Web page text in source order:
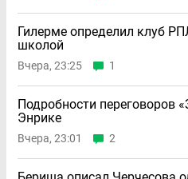
Гилерме определил клуб
школой
Вчера, 23:25 1
Подробности переговоров
Энрике
Вчера, 23:01 2